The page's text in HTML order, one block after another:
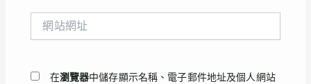
在瀏覽器中儲存顯示名稱、電子郵件地址及個人網站